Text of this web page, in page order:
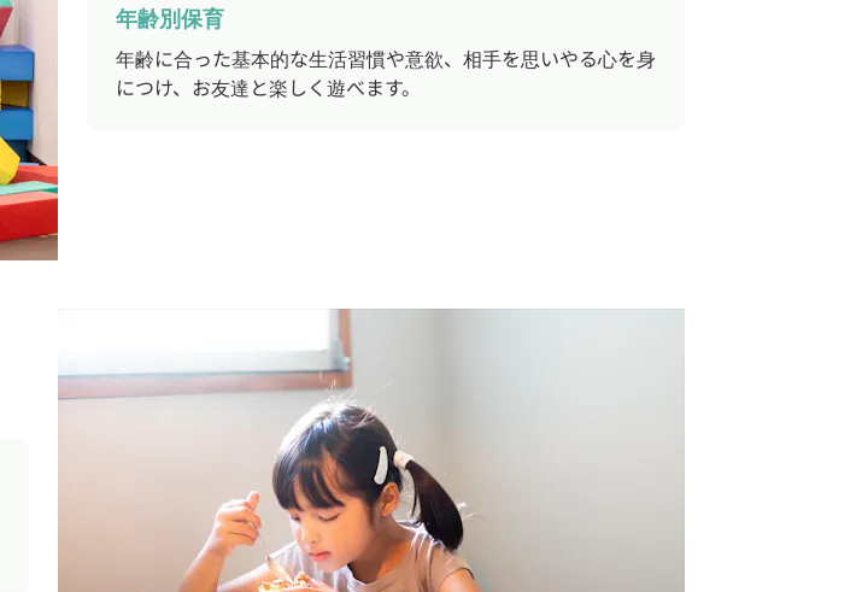
年齢別保育
年齢に合った基本的な生活習慣や意欲、相手を思いやる心を身
につけ、お友達と楽しく遊べます。